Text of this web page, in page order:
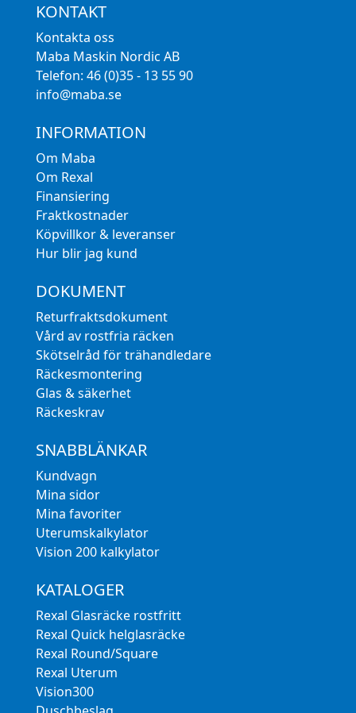
KONTAKT
Kontakta oss
Maba Maskin Nordic AB
Telefon: 46 (0)35 - 13 55 90
info@maba.se
INFORMATION
Om Maba
Om Rexal
Finansiering
Fraktkostnader
Köpvillkor & leveranser
Hur blir jag kund
DOKUMENT
Returfraktsdokument
Vård av rostfria räcken
Skötselråd för trähandledare
Räckesmontering
Glas & säkerhet
Räckeskrav
SNABBLÄNKAR
Kundvagn
Mina sidor
Mina favoriter
Uterumskalkylator
Vision 200 kalkylator
KATALOGER
Rexal Glasräcke rostfritt
Rexal Quick helglasräcke
Rexal Round/Square
Rexal Uterum
Vision300